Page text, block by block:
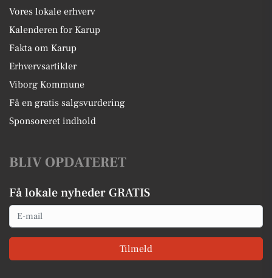
Vores lokale erhverv
Kalenderen for Karup
Fakta om Karup
Erhvervsartikler
Viborg Kommune
Få en gratis salgsvurdering
Sponsoreret indhold
BLIV OPDATERET
Få lokale nyheder GRATIS
Email
Tilmeld